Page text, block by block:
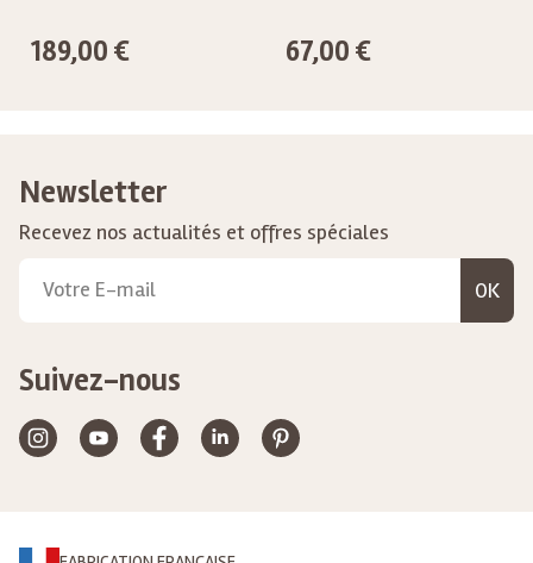
189,00 € 67,00 €
Newsletter
Recevez nos actualités et offres spéciales
OK
Suivez-nous